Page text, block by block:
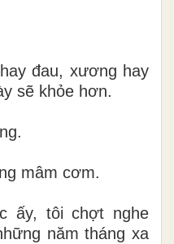
đau, xương hay
sẽ khỏe hơn.
mâm cơm.
ấy, tôi chợt nghe
năm tháng xa